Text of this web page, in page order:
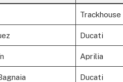
Trackhouse
Ducati
Aprilia
Ducati